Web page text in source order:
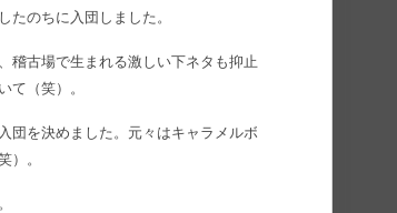
たのちに入団しました。
稽古場で生まれる激しい下ネタも抑止
て（笑）。
団を決めました。元々はキャラメルボ
）。